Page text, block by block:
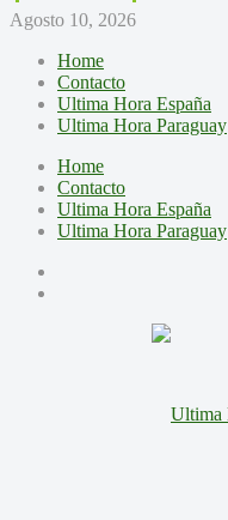
Agosto 10, 2026
Home
Contacto
Ultima Hora España
Ultima Hora Paraguay
Home
Contacto
Ultima Hora España
Ultima Hora Paraguay